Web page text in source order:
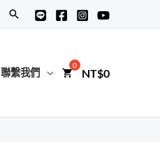
搜
聯繫我們 NT$0